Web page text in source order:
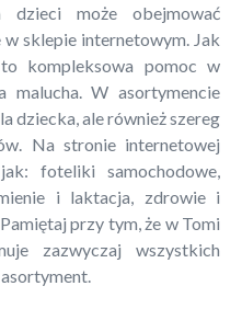
może obejmować
sklepie internetowym. Jak
kompleksowa pomoc w
malucha. W asortymencie
dziecka, ale również szereg
Na stronie internetowej
foteliki samochodowe,
i laktacja, zdrowie i
przy tym, że w Tomi
zazwyczaj wszystkich